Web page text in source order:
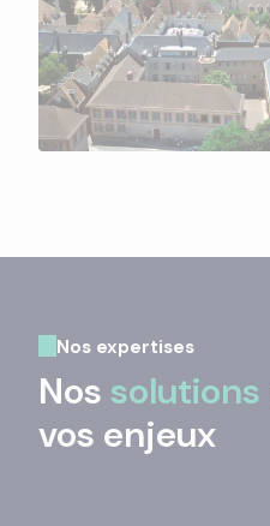
Nos expertises
Nos solutions
vos enjeux